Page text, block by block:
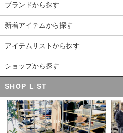
ブランドから探す
新着アイテムから探す
アイテムリストから探す
ショップから探す
SHOP LIST